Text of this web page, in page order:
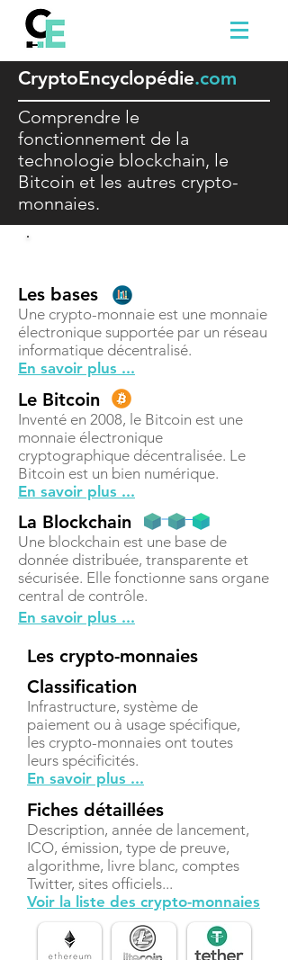
CryptoEncyclopédie.com
Comprendre le
fonctionnement de la
technologie blockchain, le
Bitcoin et les autres crypto-
monnaies.
Les bases
Une crypto-monnaie est une monnaie
électronique supportée par un réseau
informatique décentralisé.
En savoir plus ...
Le Bitcoin
Inventé en 2008, le Bitcoin est une
monnaie électronique
cryptographique décentralisée. Le
Bitcoin est un bien numérique.
En savoir plus ...
La Blockchain
Une blockchain est une base de
donnée distribuée, transparente et
sécurisée. Elle fonctionne sans organe
central de contrôle.
En savoir plus ...
Les crypto-monnaies
Classification
Infrastructure, système de
paiement ou à usage spécifique,
les crypto-monnaies ont toutes
leurs spécificités.
En savoir plus ...
Fiches détaillées
Description, année de lancement,
ICO, émission, type de preuve,
algorithme, livre blanc, comptes
Twitter, sites officiels...
Voir la liste des crypto-monnaies